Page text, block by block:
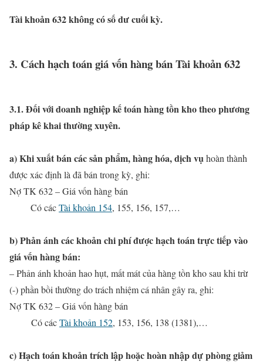
Tài khoản 632 không có số dư cuối kỳ.
3. Cách hạch toán giá vốn hàng bán Tài khoản 632
3.1. Đối với doanh nghiệp kế toán hàng tồn kho theophương
pháp kê khai thường xuyên.
a) Khi xuất bán các sản phẩm, hàng hóa, dịch vụhoàn thành
được xác định là đã bán trong kỳ, ghi:
Nợ TK 632 – Giá vốn hàng bán
Có cácTài khoản 154, 155, 156, 157,…
b) Phản ánh các khoản chi phí được hạch toán trực tiếp vào
giá vốn hàng bán:
– Phản ánh khoản hao hụt, mất mát của hàng tồn kho sau khi trừ
(-) phần bồi thường do trách nhiệm cá nhân gây ra, ghi:
Nợ TK 632 – Giá vốn hàng bán
Có cácTài khoản 152, 153, 156, 138 (1381),…
c) Hạch toán khoản trích lập hoặc hoàn nhập dự phòng giảm